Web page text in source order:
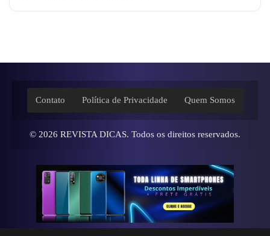
Contato Política de Privacidade Quem Somos
© 2026 REVISTA DICAS. Todos os direitos reservados.